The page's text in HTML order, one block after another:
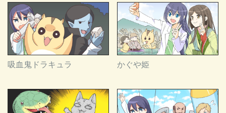
吸血鬼ドラキュラ かぐや姫